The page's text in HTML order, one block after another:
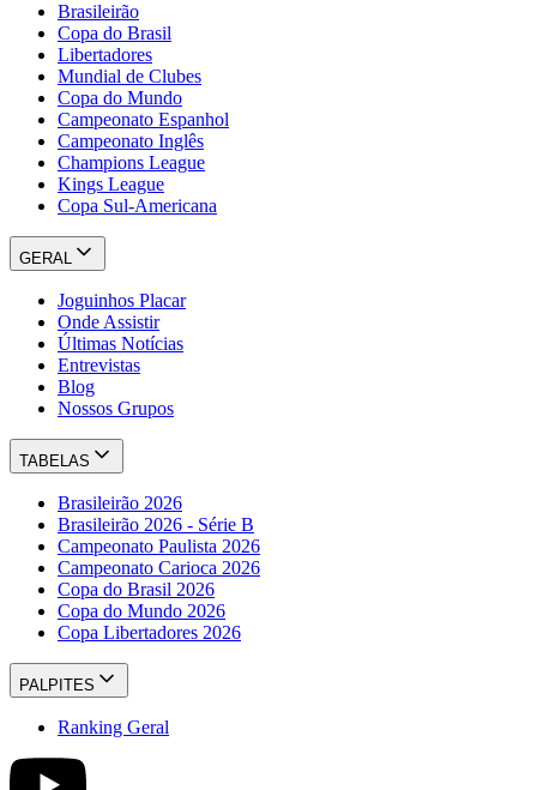
Brasileirão
Copa do Brasil
Libertadores
Mundial de Clubes
Copa do Mundo
Campeonato Espanhol
Campeonato Inglês
Champions League
Kings League
Copa Sul-Americana
GERAL
Joguinhos Placar
Onde Assistir
Últimas Notícias
Entrevistas
Blog
Nossos Grupos
TABELAS
Brasileirão 2026
Brasileirão 2026 - Série B
Campeonato Paulista 2026
Campeonato Carioca 2026
Copa do Brasil 2026
Copa do Mundo 2026
Copa Libertadores 2026
PALPITES
Ranking Geral